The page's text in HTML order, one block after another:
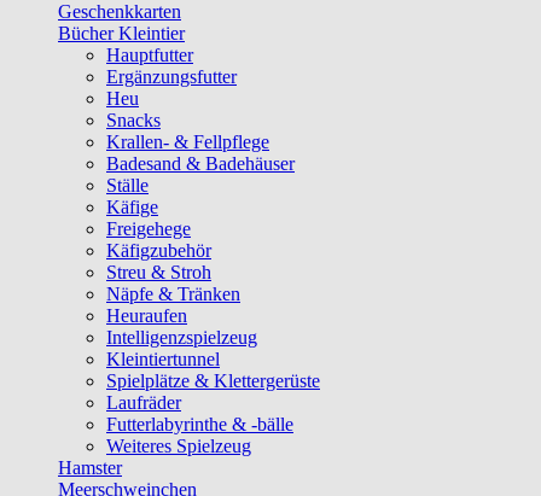
Geschenkkarten
Bücher Kleintier
Hauptfutter
Ergänzungsfutter
Heu
Snacks
Krallen- & Fellpflege
Badesand & Badehäuser
Ställe
Käfige
Freigehege
Käfigzubehör
Streu & Stroh
Näpfe & Tränken
Heuraufen
Intelligenzspielzeug
Kleintiertunnel
Spielplätze & Klettergerüste
Laufräder
Futterlabyrinthe & -bälle
Weiteres Spielzeug
Hamster
Meerschweinchen